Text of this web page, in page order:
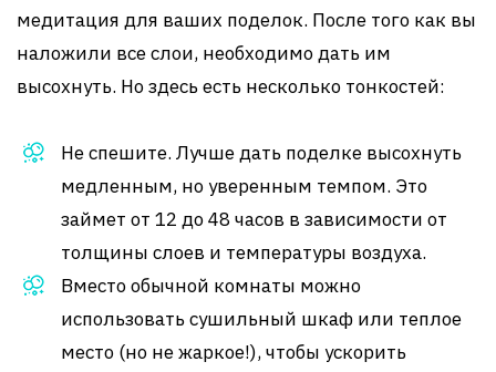
медитация для ваших поделок. После того как вы
наложили все слои, необходимо дать им
высохнуть. Но здесь есть несколько тонкостей:
Не спешите. Лучше дать поделке высохнуть
медленным, но уверенным темпом. Это
займет от 12 до 48 часов в зависимости от
толщины слоев и температуры воздуха.
Вместо обычной комнаты можно
использовать сушильный шкаф или теплое
место (но не жаркое!), чтобы ускорить